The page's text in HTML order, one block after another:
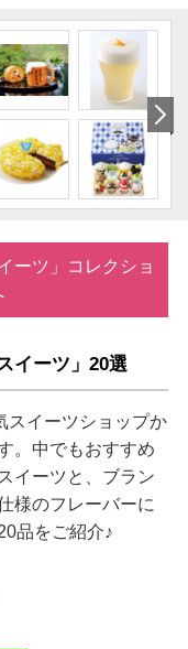
ーツ」コレクショ
イーツ」20選
スイーツショップか
。中でもおすすめ
イーツと、ブラン
様のフレーバーに
品をご紹介♪